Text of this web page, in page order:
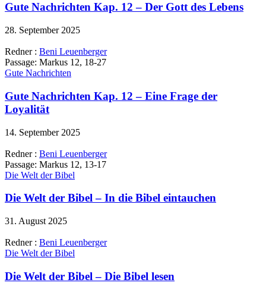
Gute Nachrichten Kap. 12 – Der Gott des Lebens
28. September 2025
Redner : Beni Leuenberger
Passage: Markus 12, 18-27
Gute Nachrichten
Gute Nachrichten Kap. 12 – Eine Frage der
Loyalität
14. September 2025
Redner : Beni Leuenberger
Passage: Markus 12, 13-17
Die Welt der Bibel
Die Welt der Bibel – In die Bibel eintauchen
31. August 2025
Redner : Beni Leuenberger
Die Welt der Bibel
Die Welt der Bibel – Die Bibel lesen